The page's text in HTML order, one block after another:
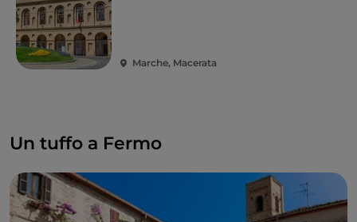
Marche, Macerata
Un tuffo a Fermo